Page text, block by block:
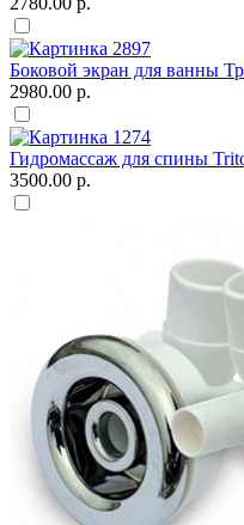
Боковой экран для ванны
2980.00 р.
Гидромассаж для спины
3500.00 р.